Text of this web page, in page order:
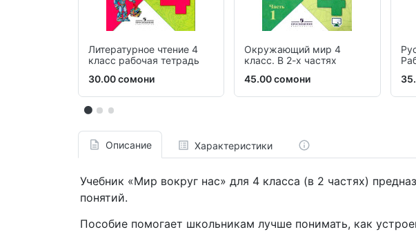
Литературное чтение 4
класс рабочая тетрадь
30.00 сомони
Окружающий мир 4
класс. В 2-х частях
45.00 сомони
Описание Характеристики
Учебник «Мир вокруг нас» для 4 класса (в 2 частях)
понятий.
Пособие помогает школьникам лучше понимать, как